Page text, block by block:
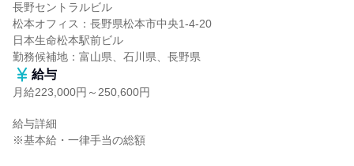
長野セントラルビル
松本オフィス：長野県松本市中央1-4-20
日本生命松本駅前ビル
勤務候補地：富山県、石川県、長野県
給与
月給223,000円～250,600円
給与詳細
※基本給・一律手当の総額